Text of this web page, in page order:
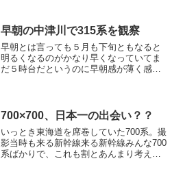
となりました♪こういう時は頭使わなきゃ
www
早朝の中津川で315系を観察
早朝とは言っても５月も下旬ともなると
明るくなるのがかなり早くなっていてま
だ５時台だというのに早朝感が薄く感じ
す。お、目の前に新鋭・315系が入ってい
700×700、日本一の出会い？？
いっとき東海道を席巻していた700系。撮
影当時も来る新幹線来る新幹線みんな700
系ばかりで、これも割とあんまり考えず